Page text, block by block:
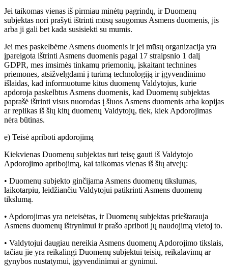
Jei taikomas vienas iš pirmiau minėtų pagrindų, ir Duomenų
subjektas nori prašyti ištrinti mūsų saugomus Asmens duomenis, jis
arba ji gali bet kada susisiekti su mumis.
Jei mes paskelbėme Asmens duomenis ir jei mūsų organizacija yra
įpareigota ištrinti Asmens duomenis pagal 17 straipsnio 1 dalį
GDPR, mes imsimės tinkamų priemonių, įskaitant technines
priemones, atsižvelgdami į turimą technologiją ir įgyvendinimo
išlaidas, kad informuotume kitus duomenų Valdytojus, kurie
apdoroja paskelbtus Asmens duomenis, kad Duomenų subjektas
paprašė ištrinti visus nuorodas į šiuos Asmens duomenis arba kopijas
ar replikas iš šių kitų duomenų Valdytojų, tiek, kiek Apdorojimas
nėra būtinas.
e) Teisė apriboti apdorojimą
Kiekvienas Duomenų subjektas turi teisę gauti iš Valdytojo
Apdorojimo apribojimą, kai taikomas vienas iš šių atvejų:
• Duomenų subjekto ginčijama Asmens duomenų tikslumas,
laikotarpiu, leidžiančiu Valdytojui patikrinti Asmens duomenų
tikslumą.
• Apdorojimas yra neteisėtas, ir Duomenų subjektas prieštarauja
Asmens duomenų ištrynimui ir prašo apriboti jų naudojimą vietoj to.
• Valdytojui daugiau nereikia Asmens duomenų Apdorojimo tikslais,
tačiau jie yra reikalingi Duomenų subjektui teisių, reikalavimų ar
gynybos nustatymui, įgyvendinimui ar gynimui.